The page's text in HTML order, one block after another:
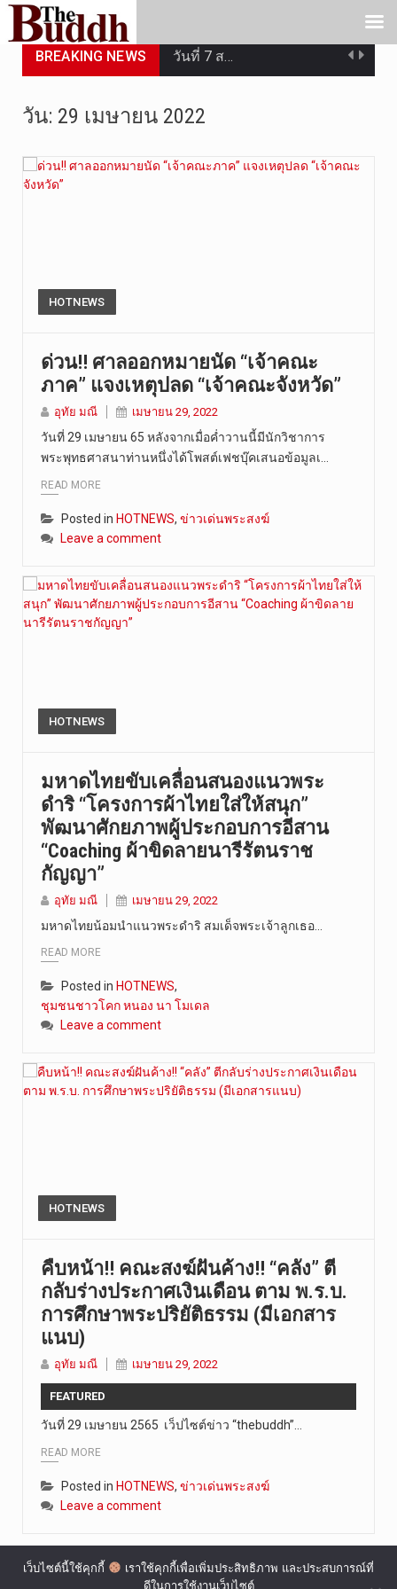
BREAKING NEWS วันที่ 7 ส…
วันที่ 3 ก…
“สมเด็จเกี…
วัน: 29 เมษายน 2022
HOTNEWS
ด่วน!! ศาลออกหมายนัด “เจ้าคณะ
ภาค” แจงเหตุปลด “เจ้าคณะจังหวัด”
อุทัย มณี เมษายน 29, 2022
วันที่ 29 เมษายน 65 หลังจากเมื่อค่ำวานนี้มีนักวิชาการ
พระพุทธศาสนาท่านหนึ่งได้โพสต์เฟชบุ๊คเสนอข้อมูลเ…
READ MORE
Posted in HOTNEWS, ข่าวเด่นพระสงฆ์
Leave a comment
HOTNEWS
มหาดไทยขับเคลื่อนสนองแนวพระ
ดำริ “โครงการผ้าไทยใส่ให้สนุก”
พัฒนาศักยภาพผู้ประกอบการอีสาน
“Coaching ผ้าขิดลายนารีรัตนราช
กัญญา”
อุทัย มณี เมษายน 29, 2022
มหาดไทยน้อมนำแนวพระดำริ สมเด็จพระเจ้าลูกเธอ…
READ MORE
Posted in HOTNEWS,
ชุมชนชาวโคก หนอง นา โมเดล
Leave a comment
HOTNEWS
คืบหน้า!! คณะสงฆ์ฝันค้าง!! “คลัง” ตี
กลับร่างประกาศเงินเดือน ตาม พ.ร.บ.
การศึกษาพระปริยัติธรรม (มีเอกสาร
แนบ)
อุทัย มณี เมษายน 29, 2022
FEATURED
วันที่ 29 เมษายน 2565 เว็ปไซต์ข่าว “thebuddh”…
READ MORE
Posted in HOTNEWS, ข่าวเด่นพระสงฆ์
Leave a comment
เว็บไซต์นี้ใช้คุกกี้
เราใช้คุกกี้เพื่อเพิ่มประสิทธิภาพ และประสบการณ์ที่
ดีในการใช้งานเว็บไซต์